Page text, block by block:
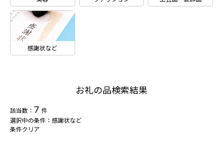
感謝状など
お礼の品検索結果
該当数： 7 件
選択中の条件：感謝状など
条件クリア